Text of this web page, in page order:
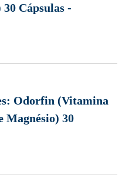
Cápsulas -
Odorfin (Vitamina
Magnésio) 30